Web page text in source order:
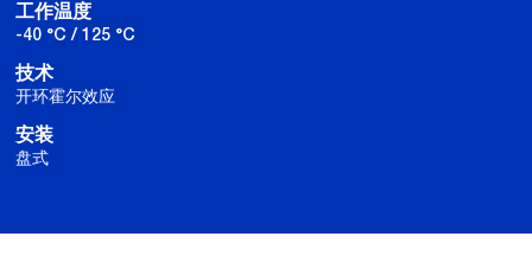
工作温度
-40 °C / 125 °C
技术
开环霍尔效应
安装
盘式